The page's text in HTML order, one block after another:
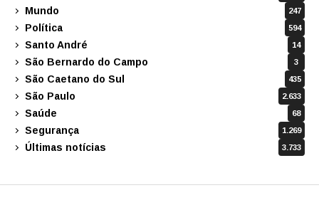
Mundo 247
Política 594
Santo André 14
São Bernardo do Campo 3
São Caetano do Sul 435
São Paulo 2.633
Saúde 68
Segurança 1.269
Últimas notícias 3.733